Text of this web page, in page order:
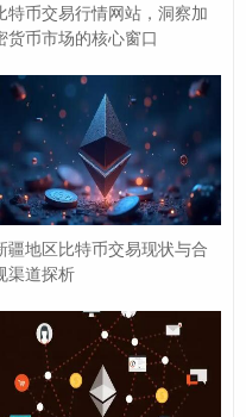
比特币的实际使用价
资产托管领域的经验，
管机制，解决了机构投
受美国监管审批延迟等
身：它向市场传递了一
建比特币生态
特币交易行情网站，洞察加
货币市场的核心窗口
疆地区比特币交易现状与合
渠道探析